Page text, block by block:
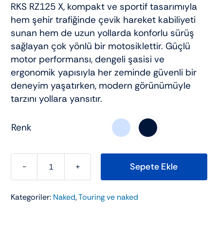
RKS RZ125 X, kompakt ve sportif tasarımıyla
hem şehir trafiğinde çevik hareket kabiliyeti
sunan hem de uzun yollarda konforlu sürüş
sağlayan çok yönlü bir motosiklettir. Güçlü
motor performansı, dengeli şasisi ve
ergonomik yapısıyla her zeminde güvenli bir
deneyim yaşatırken, modern görünümüyle
tarzını yollara yansıtır.
Renk
RKS
X
Sepete Ekle
Kategoriler: Naked,Touring ve naked